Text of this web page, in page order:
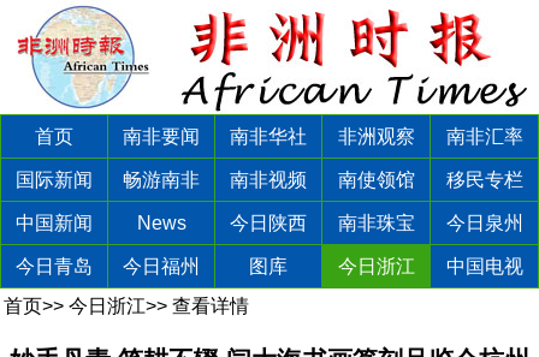
首页 南非要闻 南非华社 非洲观察 南非汇率
国际新闻 畅游南非 南非视频 南使领馆 移民专栏
中国新闻 News 今日陕西 南非珠宝 今日泉州
今日青岛 今日福州 图库 今日浙江
中国电视
首页>> 今日浙江>> 查看详情